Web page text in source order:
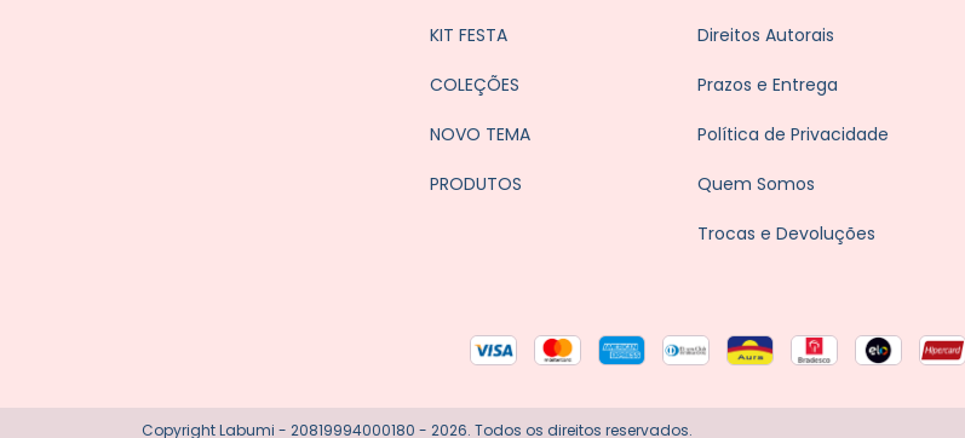
KIT FESTA
COLEÇÕES
NOVO TEMA
PRODUTOS
Direitos Autorais
Prazos e Entrega
Política de Privacidade
Quem Somos
Trocas e Devoluções
Copyright Labumi - 20819994000180 - 2026. Todos os direitos reservados.